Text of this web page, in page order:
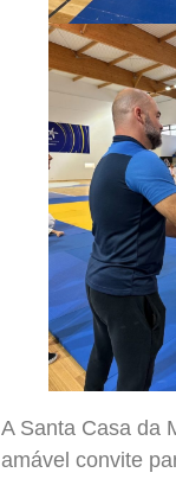
A Santa Casa da
amável convite